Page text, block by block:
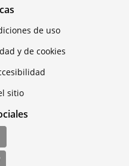
de uso
y de cookies
sitio